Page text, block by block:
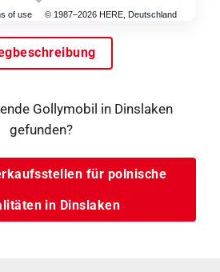
of use © 1987–2026 HERE, Deutschland
Gollymobil in Dinslaken
gefunden?
für polnische
in Dinslaken